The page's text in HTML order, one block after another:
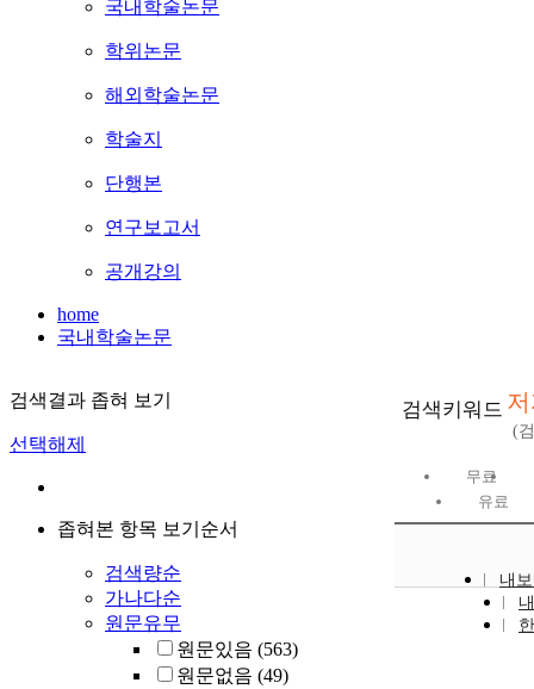
국내학술논문
학위논문
해외학술논문
학술지
단행본
연구보고서
공개강의
home
국내학술논문
검색결과 좁혀 보기
선택해제
좁혀본 항목 보기순서
검색량순
가나다순
원문유무
원문있음 (563)
원문없음 (49)
검색키워드
(
무료
유료
내